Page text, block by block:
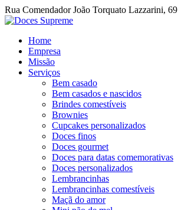
Rua Comendador João Torquato Lazzarini, 69
Home
Empresa
Missão
Serviços
Bem casado
Bem casados e nascidos
Brindes comestíveis
Brownies
Cupcakes personalizados
Doces finos
Doces gourmet
Doces para datas comemorativas
Doces personalizados
Lembrancinhas
Lembrancinhas comestíveis
Maçã do amor